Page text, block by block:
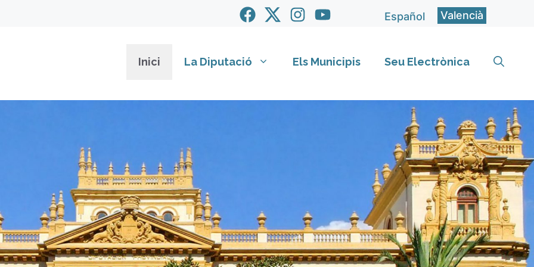
Español Valencià
Inici La Diputació Els Municipis Seu Electrònica